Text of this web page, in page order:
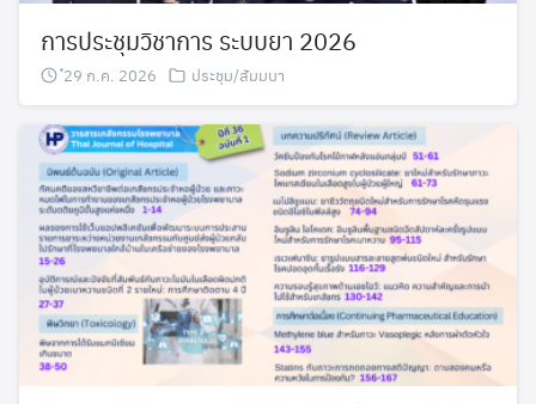
การประชุมวิชาการ ระบบยา 2026
๋29 ก.ค. 2026 ประชุม/สัมมนา